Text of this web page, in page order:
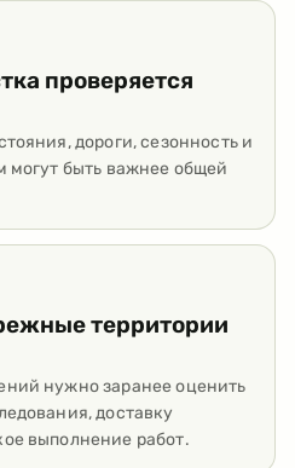
проверяется
дороги, сезонность и
могут быть важнее общей
территории
нужно заранее оценить
доставку
выполнение работ.